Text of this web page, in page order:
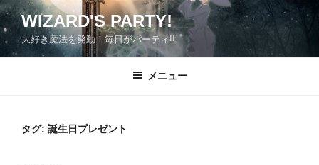
コ
ン
テ
ン
WIZARD'S PARTY!
大好き魔法を発動！毎日がパーティ!!
メニュー
タグ: 誕生日プレゼント